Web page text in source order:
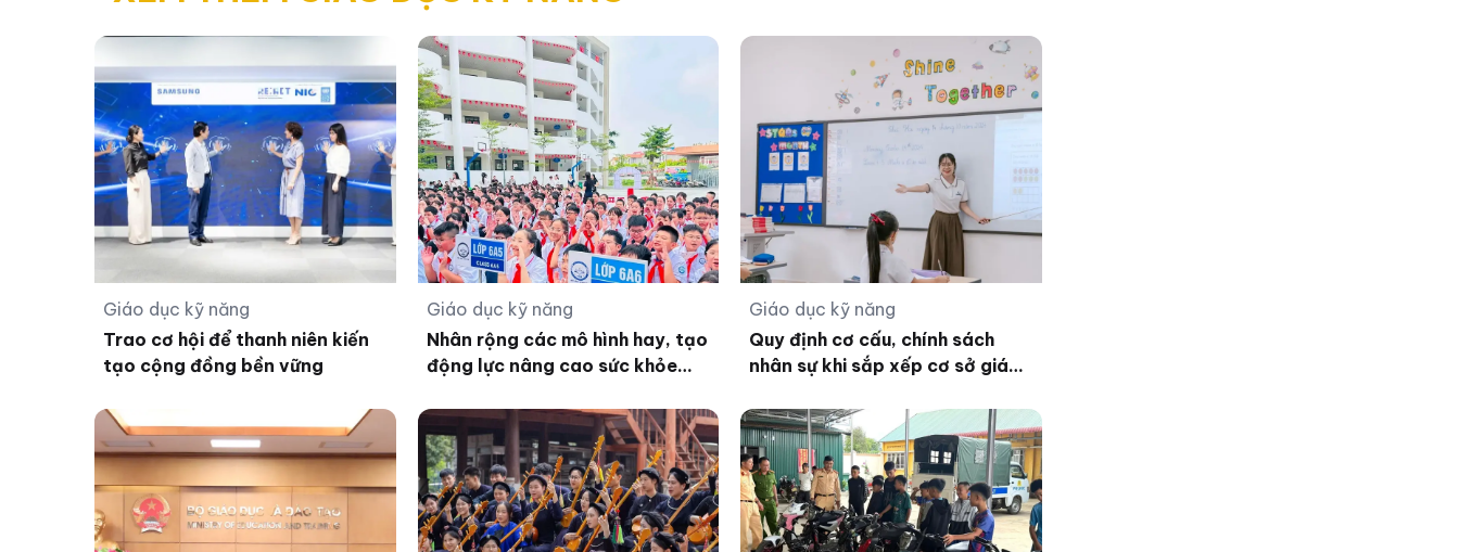
Giáo dục kỹ năng
Trao cơ hội để thanh niên kiến
tạo cộng đồng bền vững
Giáo dục kỹ năng
Nhân rộng các mô hình hay, tạo
động lực nâng cao sức khỏe
Giáo dục kỹ năng
Quy định cơ cấu, chính sách
nhân sự khi sắp xếp cơ sở giáo